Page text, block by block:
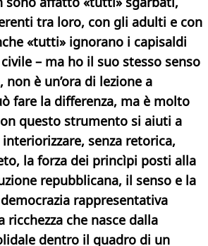
tra loro, con gli adulti e con
«tutti» ignorano i capisaldi
– ma ho il suo stesso senso
non è un’ora di lezione a
fare la differenza, ma è molto
questo strumento si aiuti a
senza retorica,
la forza dei princìpi posti alla
repubblicana, il senso e la
rappresentativa
ricchezza che nasce dalla
dentro il quadro di un